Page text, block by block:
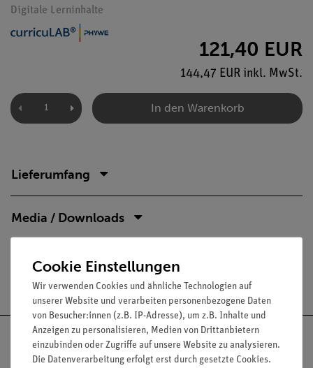
Digitale Lerninhalte
121,40 EUR
144,47 EUR inkl. MwSt.
In den Warenkorb
Lieferumfang
Media / Downloads
Versandkostenfrei ab 300,- €
Cookie Einstellungen
Wir verwenden Cookies und ähnliche Technologien auf
unserer Website und verarbeiten personenbezogene Daten
von Besucher:innen (z.B. IP-Adresse), um z.B. Inhalte und
Anzeigen zu personalisieren, Medien von Drittanbietern
einzubinden oder Zugriffe auf unsere Website zu analysieren.
Die Datenverarbeitung erfolgt erst durch gesetzte Cookies.